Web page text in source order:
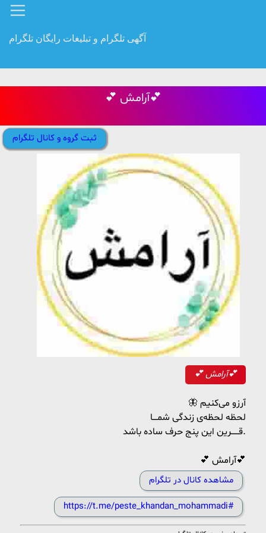
آگهی تلگرام و تبلیغات رایگان تلگرام
💕 آرامش💕
ثبت گروه و کانال تلگرام
💕 آرامش💕
🦋 آرزو می‌کنیم
لحظه لحظه‌ی زندگی شمــــا
قــــــرین این پنج حرف ساده باشد.
💕 آرامش💕
مشاهده کانال در تلگرام
https://t.me/peste_khandan_mohammadi#